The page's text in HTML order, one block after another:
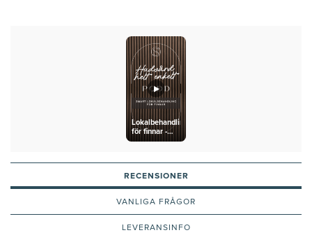
Lokalbehandling
för finnar -
Mesoestetic
RECENSIONER
VANLIGA FRÅGOR
LEVERANSINFO